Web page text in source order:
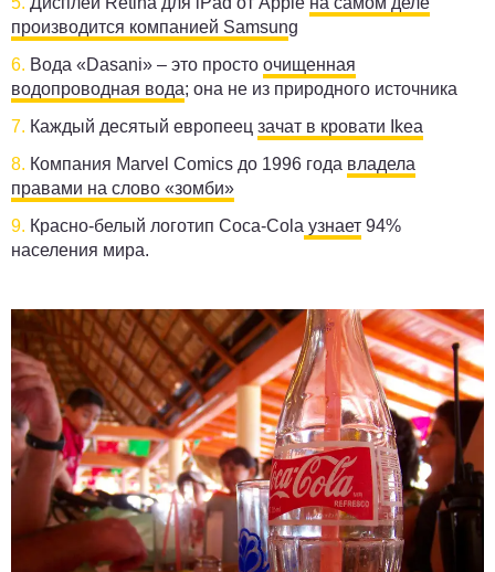
производится компанией Samsung
6. Вода «Dasani» – это просто очищенная
водопроводная вода; она не из природного источника
7. Каждый десятый европеец зачат в кровати Ikea
8. Компания Marvel Comics до 1996 года владела
правами на слово «зомби»
9. Красно-белый логотип Coca-Cola узнает 94%
населения мира.